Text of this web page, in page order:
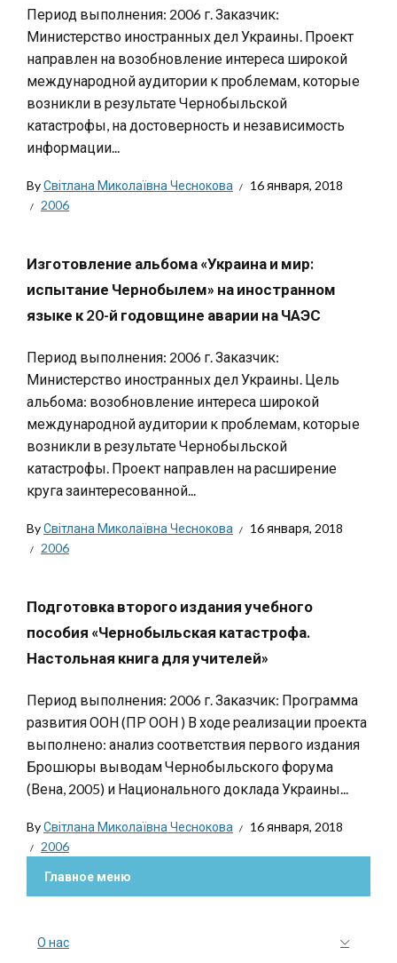
Период выполнения: 2006 г. Заказчик:
Министерство иностранных дел Украины. Проект
направлен на возобновление интереса широкой
международной аудитории к проблемам, которые
возникли в результате Чернобыльской
катастрофы, на достоверность и независимость
информации...
ByСвітлана Миколаївна Чеснокова
16 января, 2018
2006
Изготовление альбома «Украина и мир:
испытание Чернобылем» на иностранном
языке к 20-й годовщине аварии на ЧАЭС
Период выполнения: 2006 г. Заказчик:
Министерство иностранных дел Украины. Цель
альбома: возобновление интереса широкой
международной аудитории к проблемам, которые
возникли в результате Чернобыльской
катастрофы. Проект направлен на расширение
круга заинтересованной...
ByСвітлана Миколаївна Чеснокова
16 января, 2018
2006
Подготовка второго издания учебного
пособия «Чернобыльская катастрофа.
Настольная книга для учителей»
Период выполнения: 2006 г. Заказчик: Программа
развития ООН (ПР ООН ) В ходе реализации проекта
выполнено: анализ соответствия первого издания
Брошюры выводам Чернобыльского форума
(Вена, 2005) и Национального доклада Украины...
ByСвітлана Миколаївна Чеснокова
16 января, 2018
2006
Главное меню
О нас